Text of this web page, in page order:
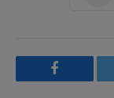
Facebook